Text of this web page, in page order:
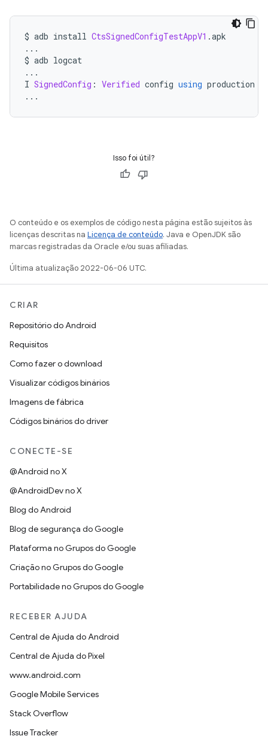
$ adb install CtsSignedConfigTestAppV1 .apk
...
$ adb logcat
...
I SignedConfig : Verified config using production
...
Isso foi útil?
O conteúdo e os exemplos de código nesta página estão sujeitos às
licenças descritas na Licença de conteúdo. Java e OpenJDK são
marcas registradas da Oracle e/ou suas afiliadas.
Última atualização 2022-06-06 UTC.
CRIAR
Repositório do Android
Requisitos
Como fazer o download
Visualizar códigos binários
Imagens de fábrica
Códigos binários do driver
CONECTE-SE
@Android no X
@AndroidDev no X
Blog do Android
Blog de segurança do Google
Plataforma no Grupos do Google
Criação no Grupos do Google
Portabilidade no Grupos do Google
RECEBER AJUDA
Central de Ajuda do Android
Central de Ajuda do Pixel
www.android.com
Google Mobile Services
Stack Overflow
Issue Tracker